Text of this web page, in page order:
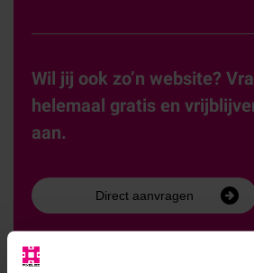
Wil jij ook zo’n website?
helemaal gratis en
aan.
Direct aanvragen